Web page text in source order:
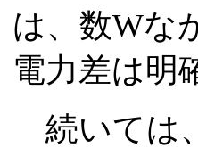
は、数Wな
電力差は明
続いては